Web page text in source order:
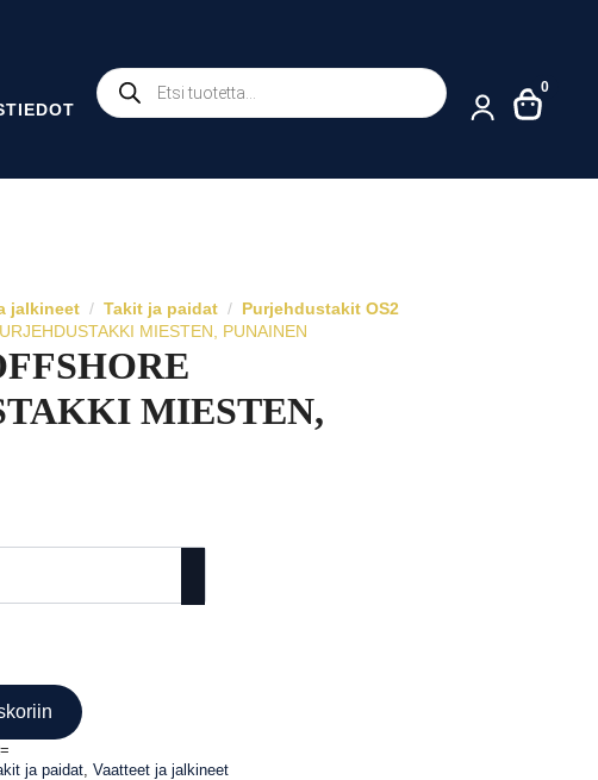
Products
search
0
jalkineet Takit ja paidat
Purjehdustakit OS2
MIESTEN, PUNAINEN
MIESTEN,
ja paidat, Vaatteet ja jalkineet